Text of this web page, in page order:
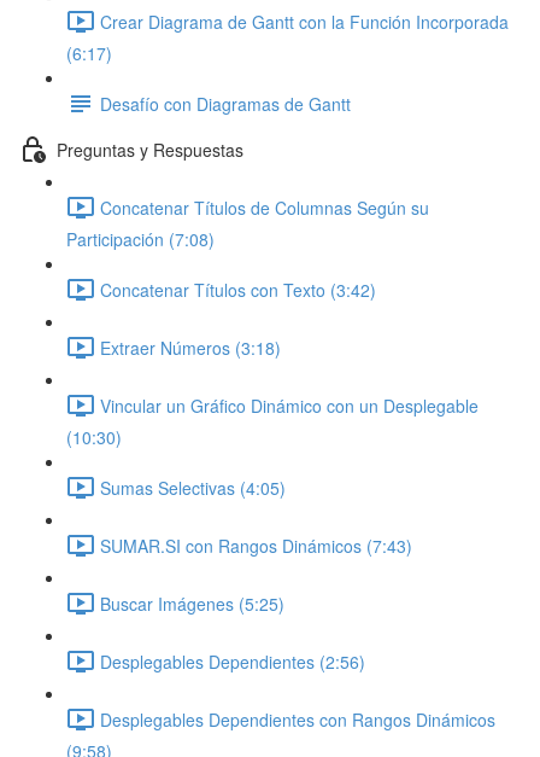
Crear Diagrama de Gantt con la Función Incorporada
(6:17)
Desafío con Diagramas de Gantt
Preguntas y Respuestas
Concatenar Títulos de Columnas Según su
Participación (7:08)
Concatenar Títulos con Texto (3:42)
Extraer Números (3:18)
Vincular un Gráfico Dinámico con un Desplegable
(10:30)
Sumas Selectivas (4:05)
SUMAR.SI con Rangos Dinámicos (7:43)
Buscar Imágenes (5:25)
Desplegables Dependientes (2:56)
Desplegables Dependientes con Rangos Dinámicos
(9:58)